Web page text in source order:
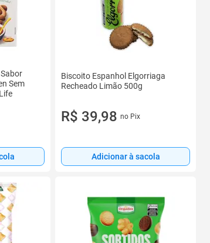
Sem
Biscoito Espanhol Elgorriaga
Recheado Limão 500g
R$ 39,98 no Pix
Adicionar à sacola